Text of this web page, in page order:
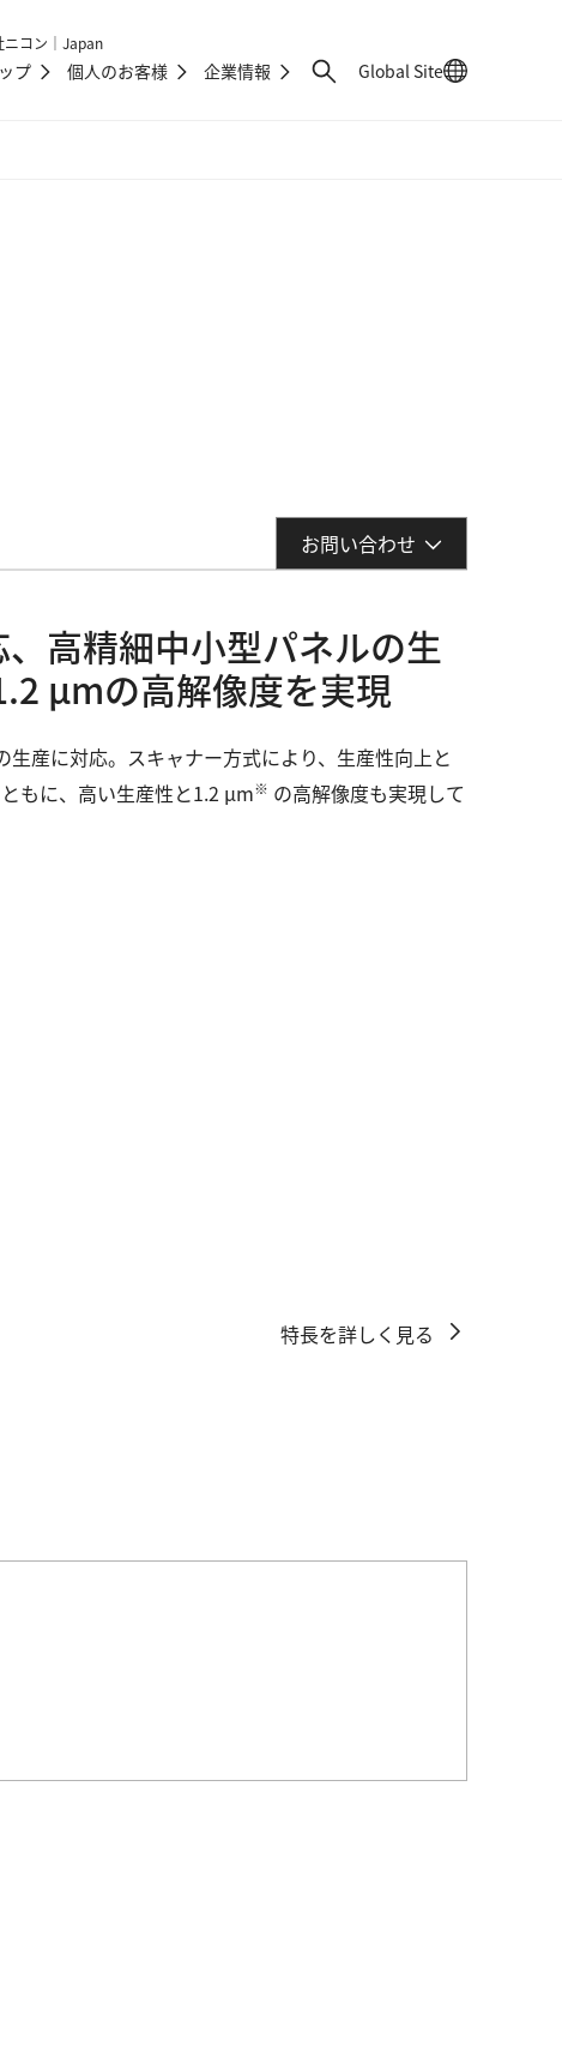
ニコン｜Japan
プ 個人のお客様 企業情報 Global Site
お問い合わせ
高精細中小型パネルの生
µmの高解像度を実現
産に対応。スキャナー方式により、生産性向上と
もに、高い生産性と1.2 µm※ の高解像度も実現して
特長を詳しく見る